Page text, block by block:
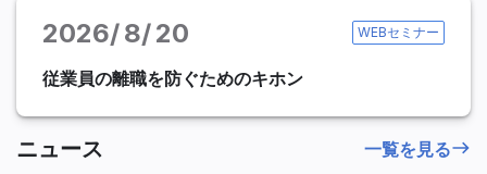
2026 8 20 WEBセミナー
従業員の離職を防ぐためのキホン
ニュース 一覧を見る